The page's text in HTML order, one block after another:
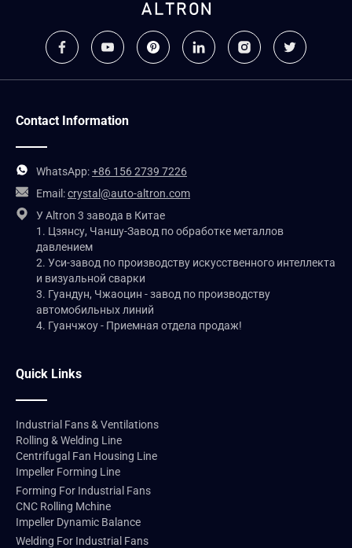
Contact Information
WhatsApp:+86 156 2739 7226
Email:crystal@auto-altron.com
У Altron 3 завода в Китае
1. Цзянсу, Чаншу-Завод по обработке металлов
давлением
2. Уси-завод по производству искусственного интеллекта
и визуальной сварки
3. Гуандун, Чжаоцин - завод по производству
автомобильных линий
4. Гуанчжоу - Приемная отдела продаж!
Quick Links
Industrial Fans & Ventilations
Rolling & Welding Line
Centrifugal Fan Housing Line
Impeller Forming Line
Forming For Industrial Fans
CNC Rolling Mchine
Impeller Dynamic Balance
Welding For Industrial Fans